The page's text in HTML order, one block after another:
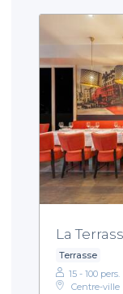
La
Terrasse
15 - 100 pers.
Centre-ville